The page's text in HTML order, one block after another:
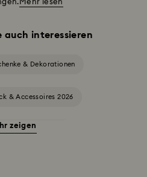
Mehr lesen
auch interessieren
& Dekorationen
& Accessoires 2026
Kollektion
zeigen